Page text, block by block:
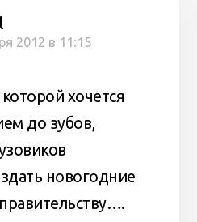
2012 в 11:15
хочется
до зубов,
новогодние